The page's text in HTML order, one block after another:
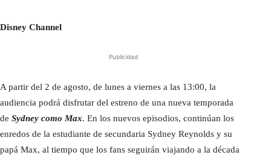
Disney Channel
Publicidad
A partir del 2 de agosto, de lunes a viernes a las 13:00, la
audiencia podrá disfrutar del estreno de una nueva temporada
de Sydney como Max. En los nuevos episodios, continúan los
enredos de la estudiante de secundaria Sydney Reynolds y su
papá Max, al tiempo que los fans seguirán viajando a la década